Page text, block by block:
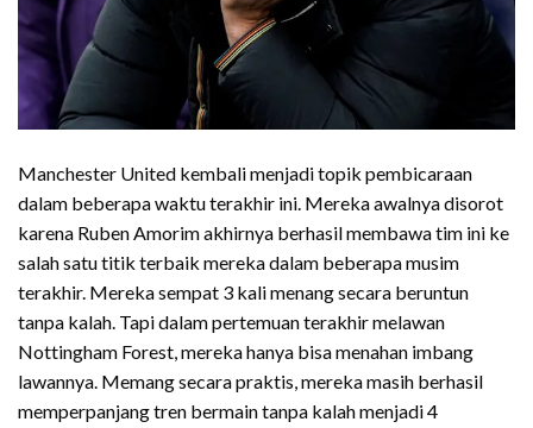
Manchester United kembali menjadi topik pembicaraan
dalam beberapa waktu terakhir ini. Mereka awalnya disorot
karena Ruben Amorim akhirnya berhasil membawa tim ini ke
salah satu titik terbaik mereka dalam beberapa musim
terakhir. Mereka sempat 3 kali menang secara beruntun
tanpa kalah. Tapi dalam pertemuan terakhir melawan
Nottingham Forest, mereka hanya bisa menahan imbang
lawannya. Memang secara praktis, mereka masih berhasil
memperpanjang tren bermain tanpa kalah menjadi 4